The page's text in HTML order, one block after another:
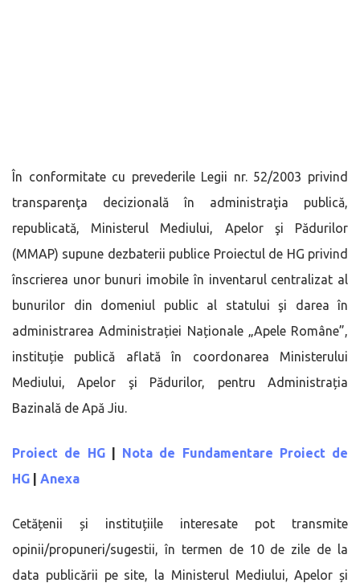
În conformitate cu prevederile Legii nr. 52/2003 privind
transparenţa decizională în administraţia publică,
republicată, Ministerul Mediului, Apelor şi Pădurilor
(MMAP) supune dezbaterii publice Proiectul de HG privind
înscrierea unor bunuri imobile în inventarul centralizat al
bunurilor din domeniul public al statului şi darea în
administrarea Administrației Naționale „Apele Române”,
instituție publică aflată în coordonarea Ministerului
Mediului, Apelor şi Pădurilor, pentru Administrația
Bazinală de Apă Jiu.
Proiect de HG| Nota de Fundamentare Proiect de
HG
Anexa
Cetățenii și instituțiile interesate pot transmite
opinii/propuneri/sugestii, în termen de 10 de zile de la
data publicării pe site, la Ministerul Mediului, Apelor și